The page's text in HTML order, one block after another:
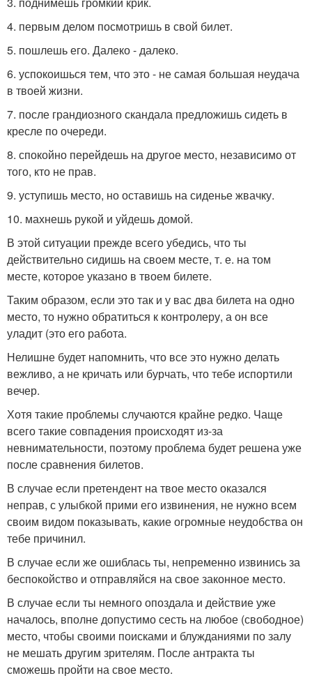
4. первым делом посмотришь в свой билет.
5. пошлешь его. Далеко - далеко.
6. успокоишься тем, что это - не самая большая неудача
в твоей жизни.
7. после грандиозного скандала предложишь сидеть в
кресле по очереди.
8. спокойно перейдешь на другое место, независимо от
того, кто не прав.
9. уступишь место, но оставишь на сиденье жвачку.
10. махнешь рукой и уйдешь домой.
В этой ситуации прежде всего убедись, что ты
действительно сидишь на своем месте, т. е. на том
месте, которое указано в твоем билете.
Таким образом, если это так и у вас два билета на одно
место, то нужно обратиться к контролеру, а он все
уладит (это его работа.
Нелишне будет напомнить, что все это нужно делать
вежливо, а не кричать или бурчать, что тебе испортили
вечер.
Хотя такие проблемы случаются крайне редко. Чаще
всего такие совпадения происходят из-за
невнимательности, поэтому проблема будет решена уже
после сравнения билетов.
В случае если претендент на твое место оказался
неправ, с улыбкой прими его извинения, не нужно всем
своим видом показывать, какие огромные неудобства он
тебе причинил.
В случае если же ошиблась ты, непременно извинись за
беспокойство и отправляйся на свое законное место.
В случае если ты немного опоздала и действие уже
началось, вполне допустимо сесть на любое (свободное)
место, чтобы своими поисками и блужданиями по залу
не мешать другим зрителям. После антракта ты
сможешь пройти на свое место.